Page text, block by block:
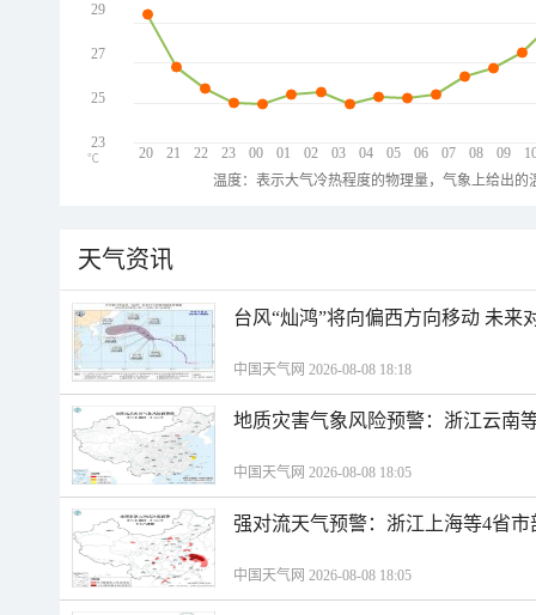
20 21 22 23 00 01 02 03 04 05 06 07 08 09
29
27
25
23
℃
温度：表示大气冷热程度的物理量，气象上给出
天气资讯
台风“灿鸿”将向偏西方向移动 未来
中国天气网 2026-08-08 18:18
地质灾害气象风险预警：浙江云南
中国天气网 2026-08-08 18:05
强对流天气预警：浙江上海等4省
中国天气网 2026-08-08 18:05